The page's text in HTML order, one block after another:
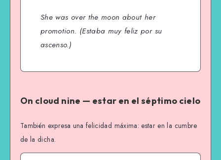
She was over the moon about her
promotion. (Estaba muy feliz por su
ascenso.)
On cloud nine — estar en el séptimo cielo
También expresa una felicidad máxima: estar en la cumbre
de la dicha.